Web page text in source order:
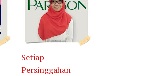
Setiap
Persinggahan